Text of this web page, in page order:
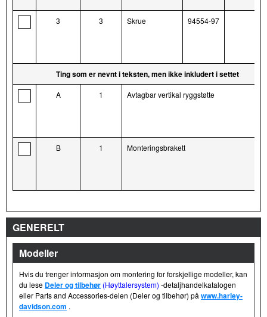
3 3 Skrue 94554-97
Ting som er nevnt i teksten, men ikke inkludert i settet
A 1 Avtagbar vertikal ryggstøtte
B 1 Monteringsbrakett
GENERELT
Modeller
Hvis du trenger informasjon om montering for forskjellige modeller, kan
du lese Deler og tilbehør (Høyttalersystem) -detaljhandelkatalogen
eller Parts and Accessories-delen (Deler og tilbehør) på www.harley-
davidson.com .